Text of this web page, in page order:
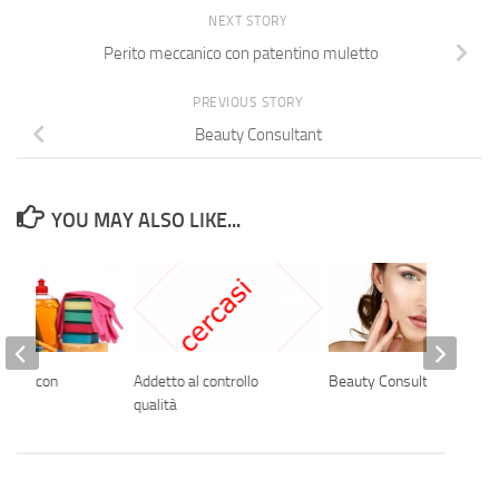
NEXT STORY
Perito meccanico con patentino muletto
PREVIOUS STORY
Beauty Consultant
YOU MAY ALSO LIKE...
Addetto al controllo
qualità
Beauty Consultant
con